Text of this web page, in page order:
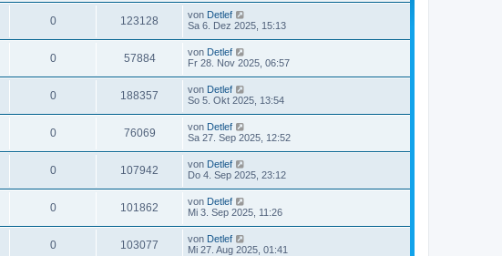
0 123128 von Detlef
Sa 6. Dez 2025, 15:13
0 57884 von Detlef
Fr 28. Nov 2025, 06:57
0 188357 von Detlef
So 5. Okt 2025, 13:54
0 76069 von Detlef
Sa 27. Sep 2025, 12:52
0 107942 von Detlef
Do 4. Sep 2025, 23:12
0 101862 von Detlef
Mi 3. Sep 2025, 11:26
0 103077 von Detlef
Mi 27. Aug 2025, 01:41